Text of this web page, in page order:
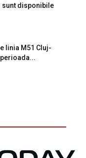
sunt disponibile
linia M51 Cluj-